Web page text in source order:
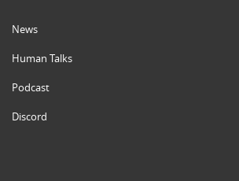
News
Human Talks
Podcast
Discord